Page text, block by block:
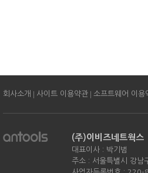
회사소개 | 사이트 이용약관 | 소프트웨어 이용
(주)이비즈네트웍스
대표이사 : 박기범
주소 : 서울특별시 강